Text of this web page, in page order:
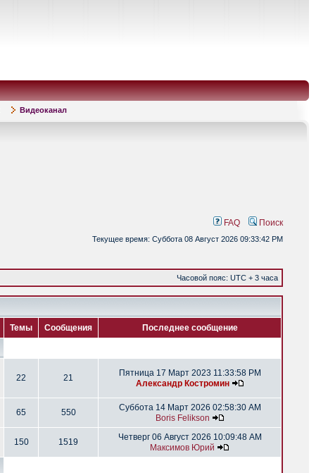
Видеоканал
FAQ Поиск
Текущее время: Суббота 08 Август 2026 09:33:42 PM
Часовой пояс: UTC + 3 часа
Темы Сообщения Последнее сообщение
22 21
Пятница 17 Март 2023 11:33:58 PM
Александр Костромин
65 550
Суббота 14 Март 2026 02:58:30 AM
Boris Felikson
150 1519
Четверг 06 Август 2026 10:09:48 AM
Максимов Юрий